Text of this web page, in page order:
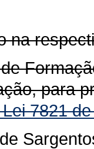
na
para
7821